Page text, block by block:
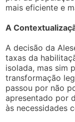
mais eficiente e
A
A decisão da
taxas da
isolada, mas sim
transformação
passou por não
apresentado por
às necessidades